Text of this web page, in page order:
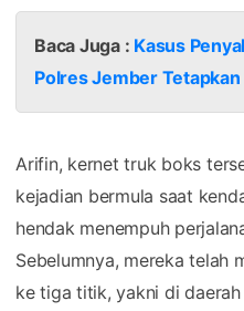
Baca Juga : Kasus
Polres Jember Tetapkan
Arifin, kernet truk boks
kejadian bermula saat
hendak menempuh
Sebelumnya, mereka telah
ke tiga titik, yakni di